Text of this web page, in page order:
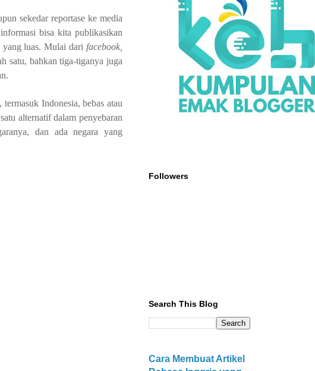
sekedar reportase ke media
bisa kita publikasikan
yang luas. Mulai dari facebook,
satu, bahkan tiga-tiganya juga
Indonesia, bebas atau
alternatif dalam penyebaran
dan ada negara yang
Followers
Search This Blog
Cara Membuat Artikel